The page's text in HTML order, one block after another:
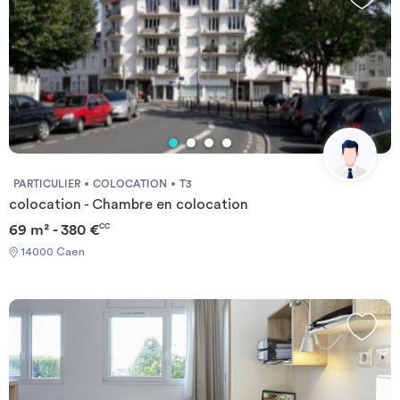
Les 150 logements sont composés d’une kitchenette équipée
avec rangements, d'une plaque de cuisson électrique, four micro-
ondes, réfrigérateur, d'une salle d’eau avec douche et WC d’une
pièce à vivre avec lit gigogne, table, chaises, bureau et étagère
murale, prise TV et téléphone. Compteur EDF individuel.
PARTICULIER COLOCATION T3
colocation - Chambre en colocation
69 m² - 380 €CC
14000 Caen